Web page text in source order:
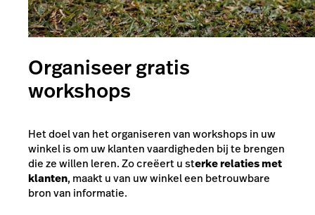
Organiseer gratis
workshops
Het doel van het organiseren van workshops in uw
winkel is om uw klanten vaardigheden bij te brengen
die ze willen leren. Zo creëert u sterke relaties met
klanten, maakt u van uw winkel een betrouwbare
bron van informatie.